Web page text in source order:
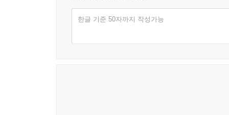
한글 기준 50자까지 작성가능